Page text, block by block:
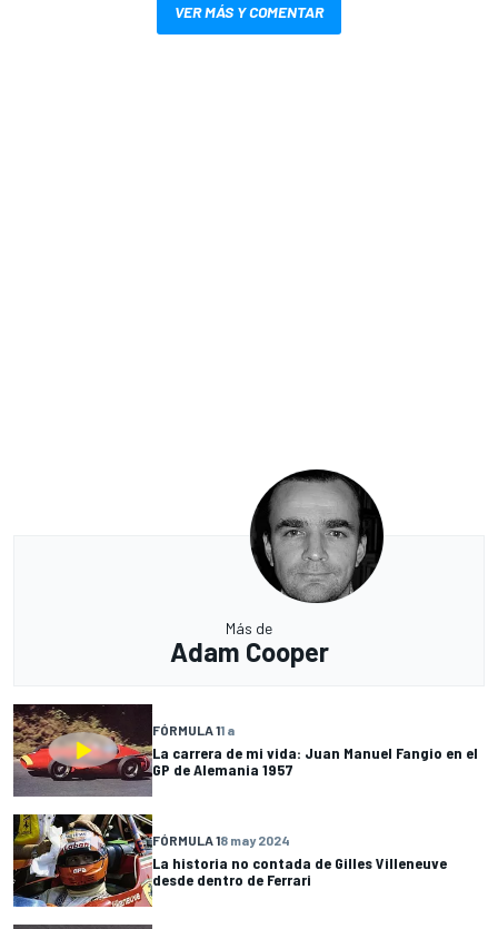
VER MÁS Y COMENTAR
Más de
Adam Cooper
FÓRMULA 11 a
La carrera de mi vida: Juan Manuel Fangio en el
GP de Alemania 1957
FÓRMULA 18 may 2024
La historia no contada de Gilles Villeneuve
desde dentro de Ferrari